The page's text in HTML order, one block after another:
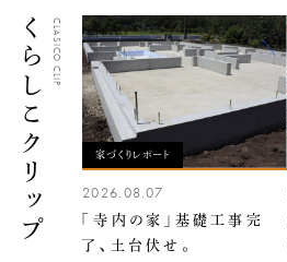
くらしこクリップCLASICO CLIP
家づくりレポート
2026.08.07
「寺内の家」基礎工事完
了、土台伏せ。